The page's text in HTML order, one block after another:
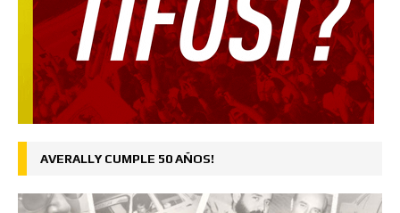
AVERALLY CUMPLE 50 AÑOS!